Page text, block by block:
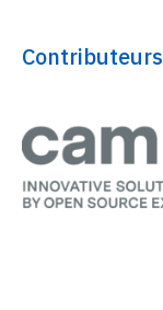
Contributeurs